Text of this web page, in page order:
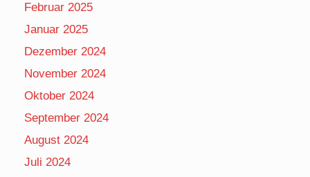
Februar 2025
Januar 2025
Dezember 2024
November 2024
Oktober 2024
September 2024
August 2024
Juli 2024